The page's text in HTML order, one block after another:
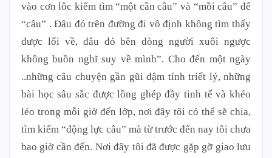
vào cơn lôc kiếm tìm “một cần câu” và “mồi câu” để
“câu” . Đâu đó trên đường đi vô định không tìm thấy
được lối về, đâu đó bên dòng người xuôi ngược
không buồn nghĩ suy về mình”. Cho đến một ngày
..những câu chuyện gần gũi đậm tính triết lý, những
bài học sâu sắc được lồng ghép đầy tinh tế và khéo
léo trong mỗi giờ đến lớp, nơi đây tôi có thể sẽ chia,
tìm kiếm “động lực câu” mà từ trước đến nay tôi chưa
bao giờ cần đến. Nơi đây tôi đã được gặp gỡ giao lưu